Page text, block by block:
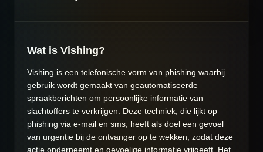
Wat is Vishing?
Vishing is een telefonische vorm van phishing waarbij
gebruik wordt gemaakt van geautomatiseerde
spraakberichten om persoonlijke informatie van
slachtoffers te verkrijgen. Deze techniek, die lijkt op
phishing via e-mail en sms, heeft als doel een gevoel
van urgentie bij de ontvanger op te wekken, zodat deze
actie onderneemt en gevoelige informatie vrijgeeft. Het